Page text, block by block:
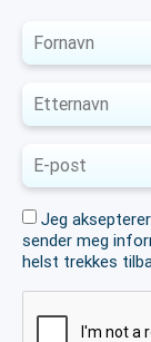
Jeg
sender meg
helst trekkes